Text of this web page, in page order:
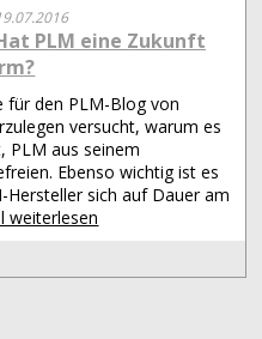
PLM eine Zukunft
für den PLM-Blog von
versucht, warum es
PLM aus seinem
Ebenso wichtig ist es
sich auf Dauer am
weiterlesen